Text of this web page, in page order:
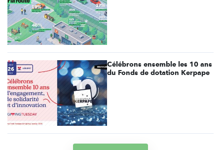
Célébrons ensemble les 10 ans
du Fonds de dotation Kerpape